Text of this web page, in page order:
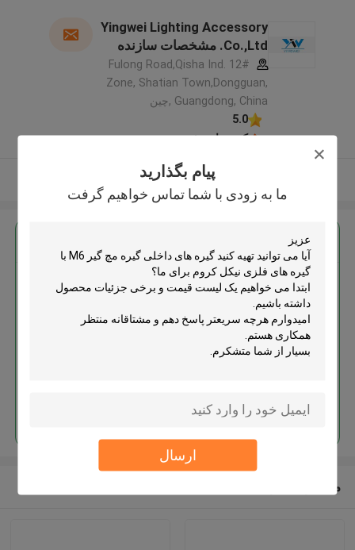
پیام بگذارید
ما به زودی با شما تماس خواهیم گرفت
ارسال
Yingwei Lighting Accessory
Co.,Ltd. مشخصات سازنده
12# Fulong Road,Qisha Ind.
Zone, Shatian Town,Dongguan,
Guangdong, China ,چین
5.0
کننده تایید شده
بیشتر ببینید
ادامه هید
محصولات توصیه شده